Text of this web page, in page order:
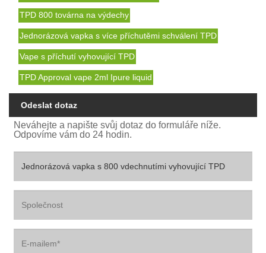
TPD 800 továrna na výdechy
Jednorázová vapka s více příchutěmi schválení TPD
Vape s příchutí vyhovující TPD
TPD Approval vape 2ml Ipure liquid
Odeslat dotaz
Neváhejte a napište svůj dotaz do formuláře níže.
Odpovíme vám do 24 hodin.